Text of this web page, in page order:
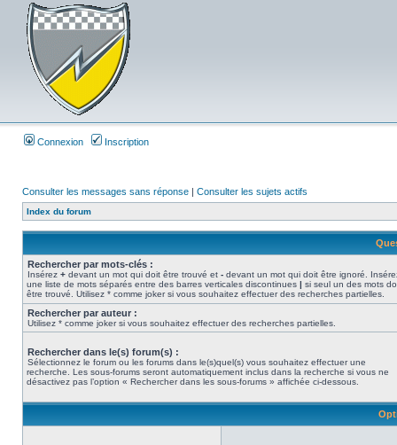
Connexion Inscription
Consulter les messages sans réponse | Consulter les sujets actifs
Index du forum
Rechercher par mots-clés :
Insérez + devant un mot qui doit être trouvé et - devant un mot qui doit être ignoré.
une liste de mots séparés entre des barres verticales discontinues | si seul un des mots
être trouvé. Utilisez * comme joker si vous souhaitez effectuer des recherches partielles.
Rechercher par auteur :
Utilisez * comme joker si vous souhaitez effectuer des recherches partielles.
Rechercher dans le(s) forum(s) :
Sélectionnez le forum ou les forums dans le(s)quel(s) vous souhaitez effectuer une
recherche. Les sous-forums seront automatiquement inclus dans la recherche si vous ne
désactivez pas l’option « Rechercher dans les sous-forums » affichée ci-dessous.